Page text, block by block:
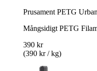
Prusament PETG
Mångsidigt PETG
390 kr
(390 kr / kg)